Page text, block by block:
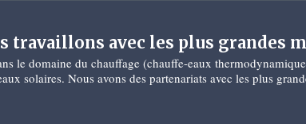
travaillons avec les plus grandes
le domaine du chauffage (chauffe-eaux
solaires. Nous avons des partenariats avec les plus